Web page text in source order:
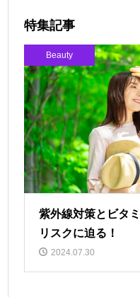
特集記事
Beauty
紫外線対策とビタ
リスクに迫る！
2024.07.30